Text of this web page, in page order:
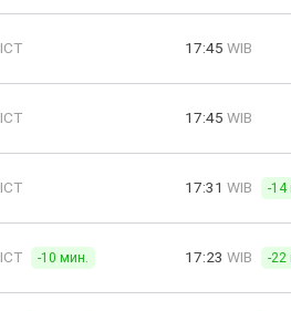
ICT 17:45 WIB
ICT 17:45 WIB
ICT 17:31 WIB -14
ICT -10 мин. 17:23 WIB -22